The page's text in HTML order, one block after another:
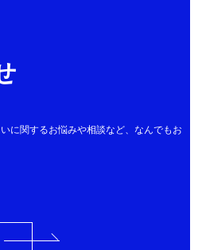
に関するお悩みや相談など、なんでもお